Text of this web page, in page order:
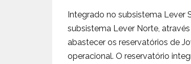
Integrado no subsistema Lever
subsistema Lever Norte,
abastecer os reservatórios de
operacional. O reservatório